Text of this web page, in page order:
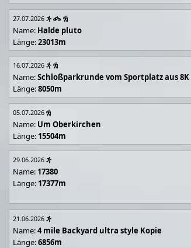
27.07.2026
Name: Halde pluto
Länge:23013m
16.07.2026
Name:Schloßparkrunde vom Sportplatz aus 8K
Länge:8050m
05.07.2026
Name: Um Oberkirchen
Länge: 15504m
29.06.2026
Name: 17380
Länge: 17377m
21.06.2026
Name:4 mile Backyard ultra style Kopie
Länge:6856m